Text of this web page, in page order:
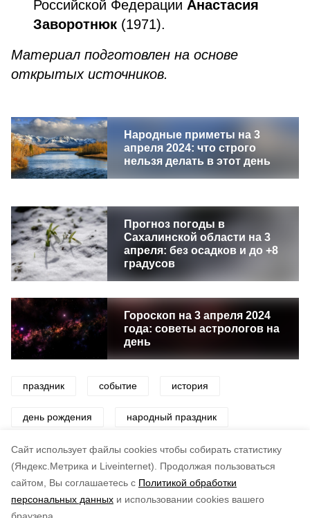
Cайт использует файлы cookies чтобы собирать статистику
(Яндекс.Метрика и Liveinternet).
Продолжая пользоваться
сайтом, Вы соглашаетесь с Политикой обработки
персональных данных и использовании cookies вашего
Российской Федерации Анастасия
Заворотнюк (1971).
Материал подготовлен на основе
открытых источников.
Народные приметы на 3
апреля 2024: что строго
нельзя делать в этот день
Прогноз погоды в
Сахалинской области на 3
апреля: без осадков и до +8
градусов
Гороскоп на 3 апреля 2024
года: советы астрологов на
день
праздник событие история
день рождения народный праздник
церковный праздник
по оценке